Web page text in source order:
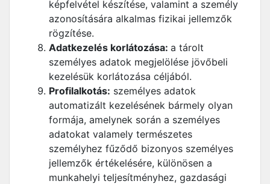
képfelvétel készítése, valamint a személy
azonosítására alkalmas fizikai jellemzők
rögzítése.
Adatkezelés korlátozása: a tárolt
személyes adatok megjelölése jövőbeli
kezelésük korlátozása céljából.
Profilalkotás: személyes adatok
automatizált kezelésének bármely olyan
formája, amelynek során a személyes
adatokat valamely természetes
személyhez fűződő bizonyos személyes
jellemzők értékelésére, különösen a
munkahelyi teljesítményhez, gazdasági